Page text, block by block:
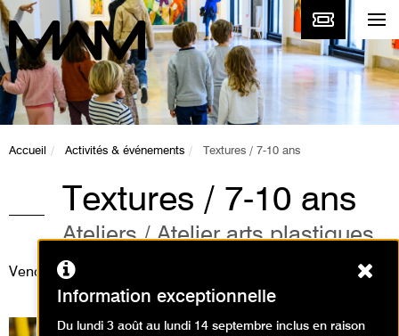
Accueil Activités & événements Textures / 7-10 ans
Textures / 7-10 ans
Ateliers / Atelier arts plastiques
Vendredi 21 août 2026
Information exceptionnelle
Du lundi 3 août au lundi 14 septembre inclus en raison